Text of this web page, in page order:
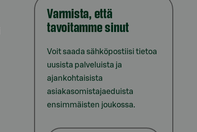
Varmista, että
tavoitamme sinut
Voit saada sähköpostiisi tietoa
uusista palveluista ja
ajankohtaisista
asiakasomistajaeduista
ensimmäisten joukossa.